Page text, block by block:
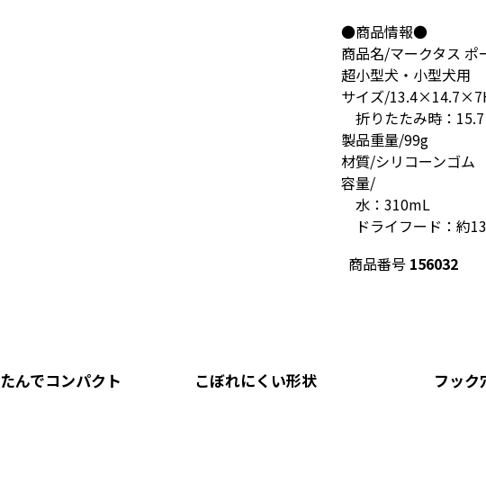
●商品情報●
商品名/マークタス ポ
超小型犬・小型犬用
サイズ/
折りたたみ時：
製品重量/99g
材質/シリコーンゴム
容量/
水：310mL
ドライフード：約
商品番号 156032
んでコンパクト こぼれにくい形状 フック